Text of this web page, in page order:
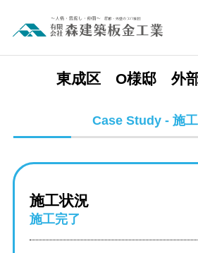
東成区 O様邸 外部塗装工事 | 施工完
東成区 O様邸 外部
Case Study - 施
施工状況
施工完了